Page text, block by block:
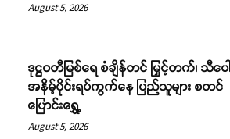
August 5, 2026
ဒုဋ္ဌဝတီမြစ်ရေ စံချိန်တင် မြှင့်တက်၊ သီပေါ
အနိမ့်ပိုင်းရပ်ကွက်နေ ပြည်သူများ စတင်
ပြောင်းရွှေ့
August 5, 2026